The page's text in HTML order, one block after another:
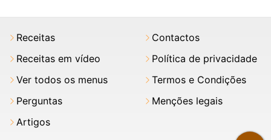
Receitas
Receitas em vídeo
Ver todos os menus
Perguntas
Artigos
Contactos
Política de privacidade
Termos e Condições
Menções legais